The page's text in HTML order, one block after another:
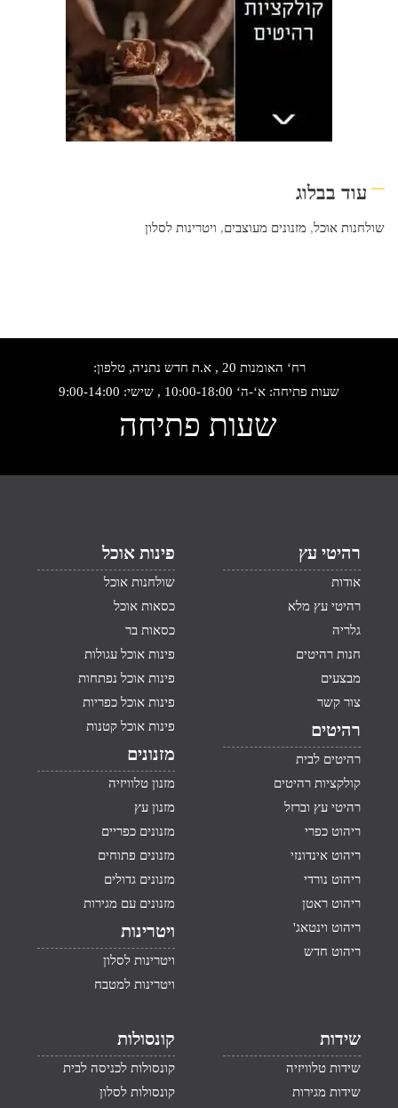
עוד בבלוג
שולחנות אוכל, מזנונים מעוצבים, ויטרינות לסלון
רח‘ האומנות 20 , א.ת חדש נתניה, טלפון:
שעות פתיחה: א‘-ה‘ 10:00-18:00 , שישי: 9:00-14:00
שעות פתיחה
רהיטי עץ
אודות
רהיטי עץ מלא
גלריה
חנות רהיטים
מבצעים
צור קשר
רהיטים
רהיטים לבית
קולקציות רהיטים
רהיטי עץ וברזל
ריהוט כפרי
ריהוט אינדונזי
ריהוט נורדי
ריהוט ראטן
ריהוט וינטאג'
ריהוט חדש
פינות אוכל
שולחנות אוכל
כסאות אוכל
כסאות בר
פינות אוכל עגולות
פינות אוכל נפתחות
פינות אוכל כפריות
פינות אוכל קטנות
מזנונים
מזנון טלוויזיה
מזנון עץ
מזנונים כפריים
מזנונים פתוחים
מזנונים גדולים
מזנונים עם מגירות
ויטרינות
ויטרינות לסלון
ויטרינות למטבח
שידות
שידות טלוויזיה
שידות מגירות
קונסולות
קונסולות לכניסה לבית
קונסולות לסלון